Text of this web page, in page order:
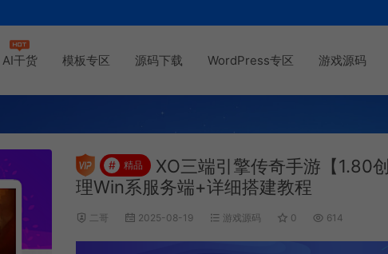
AI干货 模板专区 源码下载 WordPress专区 游戏源码
# 精品
XO三端引擎传奇手游【1.80
理Win系服务端+详细搭建教程
二哥 2025-08-19 游戏源码 0 614